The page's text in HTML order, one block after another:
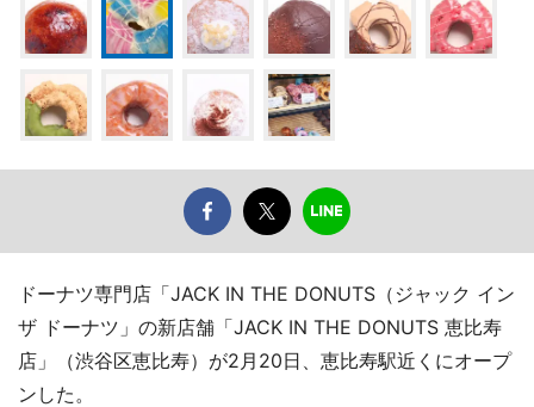
ドーナツ専門店「JACK IN THE DONUTS（ジャック イン
ザ ドーナツ」の新店舗「JACK IN THE DONUTS 恵比寿
店」（渋谷区恵比寿）が2月20日、恵比寿駅近くにオープ
ンした。